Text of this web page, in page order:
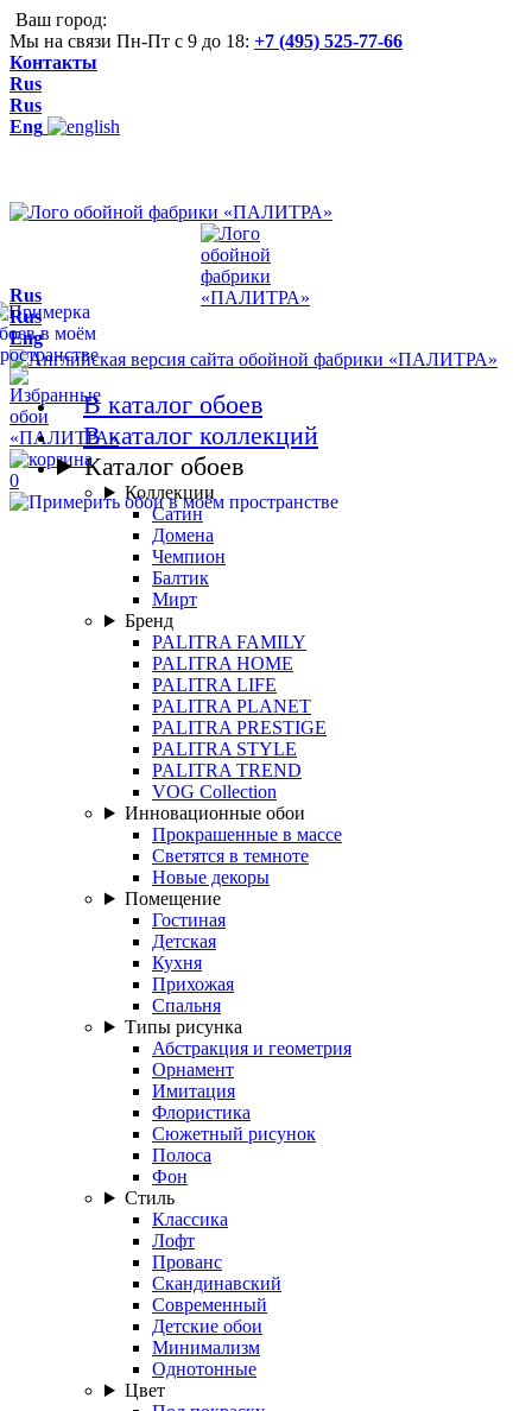
Ваш город:
Мы на связи Пн-Пт с 9 до 18: +7 (495) 525-77-66
Контакты
Rus
Rus
Eng
0
Rus
Rus
Eng
В каталог обоев
В каталог коллекций
Каталог обоев
Коллекции
Сатин
Домена
Чемпион
Балтик
Мирт
Бренд
PALITRA FAMILY
PALITRA HOME
PALITRA LIFE
PALITRA PLANET
PALITRA PRESTIGE
PALITRA STYLE
PALITRA TREND
VOG Collection
Инновационные обои
Прокрашенные в массе
Светятся в темноте
Новые декоры
Помещение
Гостиная
Детская
Кухня
Прихожая
Спальня
Типы рисунка
Абстракция и геометрия
Орнамент
Имитация
Флористика
Сюжетный рисунок
Полоса
Фон
Стиль
Классика
Лофт
Прованс
Скандинавский
Современный
Детские обои
Минимализм
Однотонные
Цвет